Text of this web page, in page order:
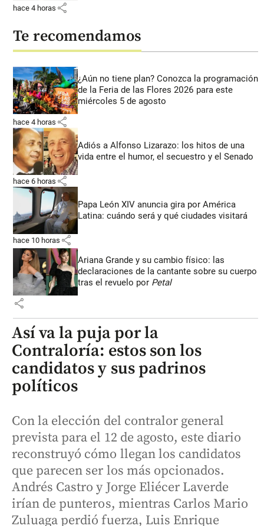
hace 4 horas share
Te recomendamos
¿Aún no tiene plan? Conozca la programación
de la Feria de las Flores 2026 para este
miércoles 5 de agosto
hace 4 horas share
Adiós a Alfonso Lizarazo: los hitos de una
vida entre el humor, el secuestro y el Senado
hace 6 horas share
Papa León XIV anuncia gira por América
Latina: cuándo será y qué ciudades visitará
hace 10 horas share
Ariana Grande y su cambio físico: las
declaraciones de la cantante sobre su cuerpo
tras el revuelo por Petal
share
Así va la puja por la
Contraloría: estos son los
candidatos y sus padrinos
políticos
Con la elección del contralor general
prevista para el 12 de agosto, este diario
reconstruyó cómo llegan los candidatos
que parecen ser los más opcionados.
Andrés Castro y Jorge Eliécer Laverde
irían de punteros, mientras Carlos Mario
Zuluaga perdió fuerza, Luis Enrique